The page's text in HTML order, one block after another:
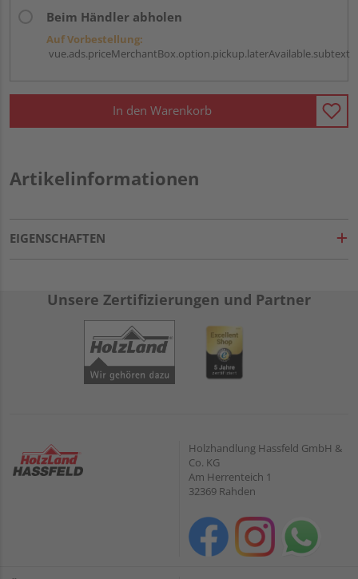
Beim Händler abholen
Auf Vorbestellung:
vue.ads.priceMerchantBox.option.pickup.laterAvailable.subtext
In den Warenkorb
Artikelinformationen
EIGENSCHAFTEN
Unsere Zertifizierungen und Partner
Holzhandlung Hassfeld GmbH &
Co. KG
Am Herrenteich 1
32369 Rahden